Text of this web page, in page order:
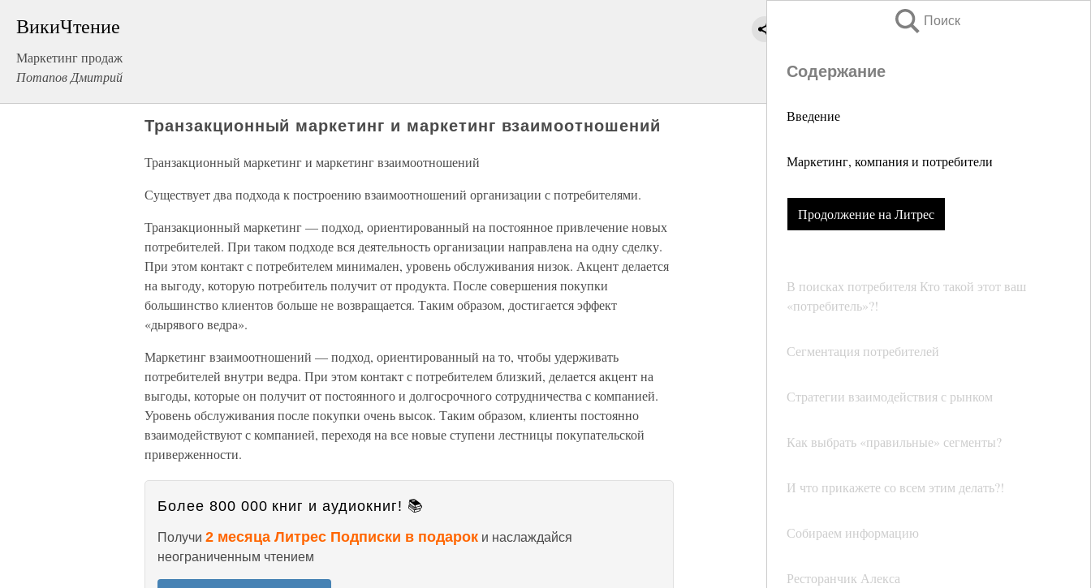
ВикиЧтение
Маркетинг продаж
Потапов Дмитрий
Поиск
Содержание
Введение
Маркетинг, компания и потребители
Продолжение на Литрес
В поисках потребителя Кто такой этот ваш
«потребитель»?!
Сегментация потребителей
Стратегии взаимодействия с рынком
Как выбрать «правильные» сегменты?
И что прикажете со всем этим делать?!
Собираем информацию
Ресторанчик Алекса
Транзакционный маркетинг и маркетинг взаимоотношений
Транзакционный маркетинг и маркетинг взаимоотношений
Существует два подхода к построению взаимоотношений организации с потребителями.
Транзакционный маркетинг — подход, ориентированный на постоянное привлечение новых
потребителей. При таком подходе вся деятельность организации направлена на одну сделку.
При этом контакт с потребителем минимален, уровень обслуживания низок. Акцент делается
на выгоду, которую потребитель получит от продукта. После совершения покупки
большинство клиентов больше не возвращается. Таким образом, достигается эффект
«дырявого ведра».
Маркетинг взаимоотношений — подход, ориентированный на то, чтобы удерживать
потребителей внутри ведра. При этом контакт с потребителем близкий, делается акцент на
выгоды, которые он получит от постоянного и долгосрочного сотрудничества с компанией.
Уровень обслуживания после покупки очень высок. Таким образом, клиенты постоянно
взаимодействуют с компанией, переходя на все новые ступени лестницы покупательской
приверженности.
Более 800 000 книг и аудиокниг! 📚
Получи 2 месяца Литрес Подписки в подарок и наслаждайся
неограниченным чтением